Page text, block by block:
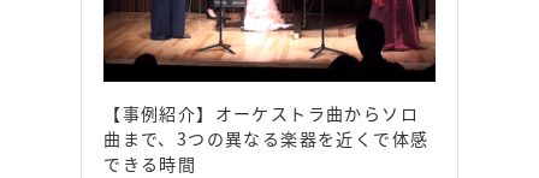
【事例紹介】オーケストラ曲からソロ
曲まで、3つの異なる楽器を近くで体感
できる時間